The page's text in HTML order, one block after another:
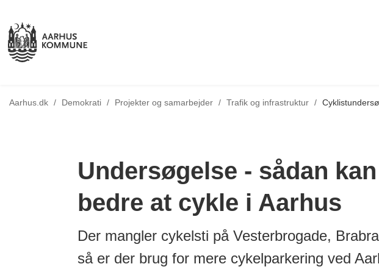
Aarhus.dk / Demokrati / Projekter og samarbejder / Tilbage til
Trafik og infrastruktur /
Undersøgelse - sådan
bedre at cykle i Aarhus
Der mangler cykelsti på Vesterbrogade,
så er der brug for mere cykelparkering ved